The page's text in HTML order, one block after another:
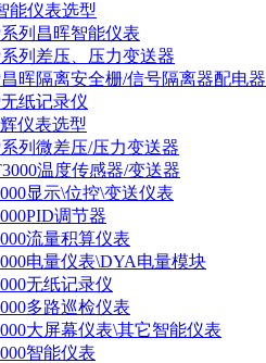
能仪表选型
系列昌晖智能仪表
系列差压、压力变送器
昌晖隔离安全栅/信号隔离器配电器
无纸记录仪
仪表选型
列微差压/压力变送器
温度传感器/变送器
显示\位控\变送仪表
调节器
流量积算仪表
电量仪表\DYA电量模块
无纸记录仪
多路巡检仪表
大屏幕仪表\其它智能仪表
智能仪表